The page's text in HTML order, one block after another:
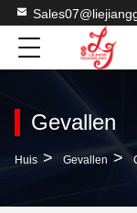
Gevallen
Huis > Gevallen >